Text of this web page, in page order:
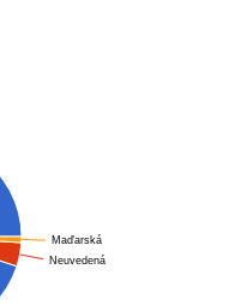
Neuvedená
Maďarská